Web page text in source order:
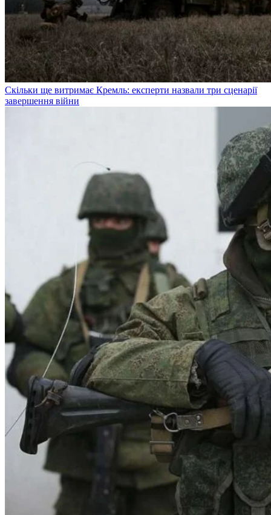
Скільки ще витримає Кремль: експерти назвали три сценарії
завершення війни